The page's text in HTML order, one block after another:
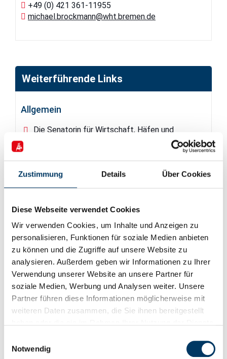
Zustimmung Details Über Cookies
Diese Webseite verwendet Cookies
Wir verwenden Cookies, um Inhalte und Anzeigen zu
personalisieren, Funktionen für soziale Medien anbieten
zu können und die Zugriffe auf unsere Website zu
analysieren. Außerdem geben wir Informationen zu Ihrer
Verwendung unserer Website an unsere Partner für
soziale Medien, Werbung und Analysen weiter. Unsere
Partner führen diese Informationen möglicherweise mit
weiteren Daten zusammen, die Sie ihnen bereitgestellt
Notwendig
+49 (0) 421 361-11955
michael.brockmann@wht.bremen.de
Weiterführende Links
Allgemein
Die Senatorin für Wirtschaft, Häfen und
Allgemeine Förderhinweise
Artikel zum Thema Digitalisierung